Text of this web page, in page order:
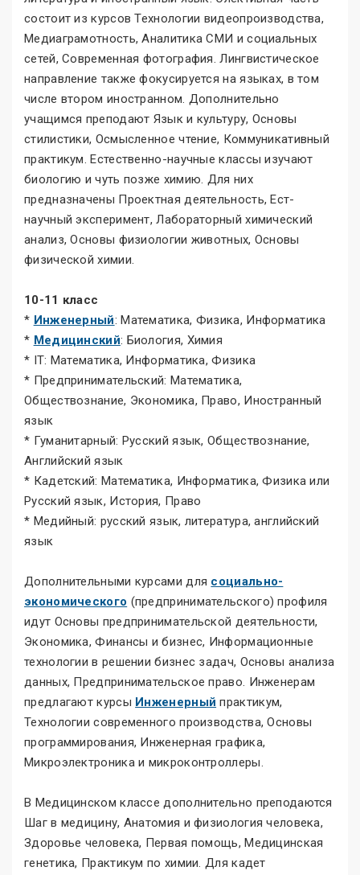
состоит из курсов Технологии видеопроизводства,
Медиаграмотность, Аналитика СМИ и социальных
сетей, Современная фотография. Лингвистическое
направление также фокусируется на языках, в том
числе втором иностранном. Дополнительно
учащимся преподают Язык и культуру, Основы
стилистики, Осмысленное чтение, Коммуникативный
практикум. Естественно-научные классы изучают
биологию и чуть позже химию. Для них
предназначены Проектная деятельность, Ест-
научный эксперимент, Лабораторный химический
анализ, Основы физиологии животных, Основы
физической химии.
10-11 класс
* Инженерный: Математика, Физика, Информатика
* Медицинский: Биология, Химия
* IT: Математика, Информатика, Физика
* Предпринимательский: Математика,
Обществознание, Экономика, Право, Иностранный
язык
* Гуманитарный: Русский язык, Обществознание,
Английский язык
* Кадетский: Математика, Информатика, Физика или
Русский язык, История, Право
* Медийный: русский язык, литература, английский
язык
Дополнительными курсами для социально-
экономического (предпринимательского) профиля
идут Основы предпринимательской деятельности,
Экономика, Финансы и бизнес, Информационные
технологии в решении бизнес задач, Основы анализа
данных, Предпринимательское право. Инженерам
предлагают курсы Инженерный практикум,
Технологии современного производства, Основы
программирования, Инженерная графика,
Микроэлектроника и микроконтроллеры.
В Медицинском классе дополнительно преподаются
Шаг в медицину, Анатомия и физиология человека,
Здоровье человека, Первая помощь, Медицинская
генетика, Практикум по химии. Для кадет